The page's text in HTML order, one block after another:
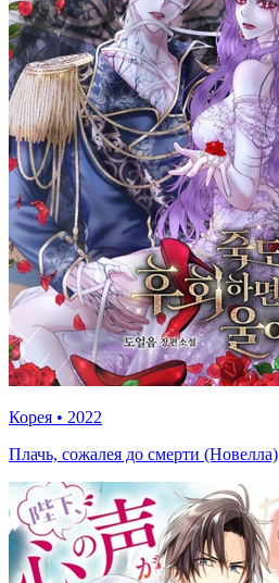
Корея • 2022
Плачь, сожалея до смерти (Новелла)